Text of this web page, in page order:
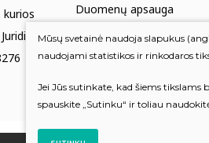
kurios
Duomenų apsauga
Mūsų svetainė naudoja slapukus
naudojami statistikos ir rinkodaros
Jei Jūs sutinkate, kad šiems tikslams
spauskite „Sutinku“ ir toliau